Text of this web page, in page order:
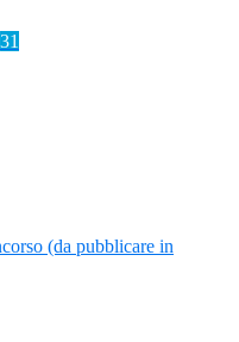
31
(da pubblicare in